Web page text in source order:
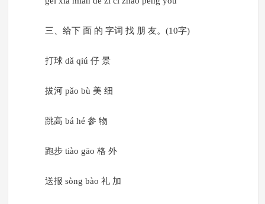
三、给下 面 的 字词 找 朋 友。(10字)
打球 dǎ qiú 仔 景
拔河 pǎo bù 美 细
跳高 bá hé 参 物
跑步 tiào gāo 格 外
送报 sòng bào 礼 加